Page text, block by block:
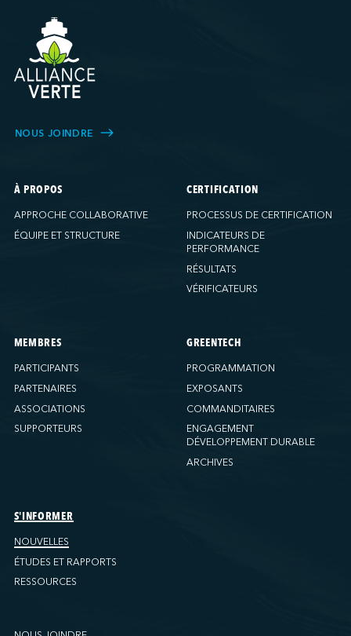
NOUS JOINDRE
À PROPOS
APPROCHE COLLABORATIVE
ÉQUIPE ET STRUCTURE
CERTIFICATION
PROCESSUS DE CERTIFICATION
INDICATEURS DE
PERFORMANCE
RÉSULTATS
VÉRIFICATEURS
MEMBRES
PARTICIPANTS
PARTENAIRES
ASSOCIATIONS
SUPPORTEURS
GREENTECH
PROGRAMMATION
EXPOSANTS
COMMANDITAIRES
ENGAGEMENT
DÉVELOPPEMENT DURABLE
ARCHIVES
S'INFORMER
NOUVELLES
ÉTUDES ET RAPPORTS
RESSOURCES